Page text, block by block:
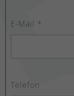
E-Mail *
Telefon